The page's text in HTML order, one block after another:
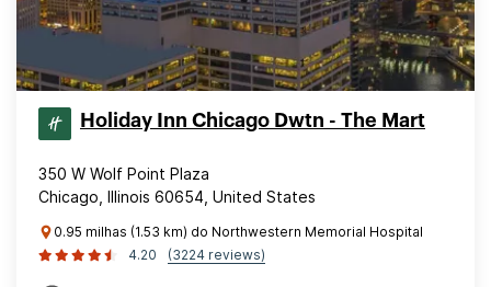
Holiday Inn Chicago Dwtn - The Mart
350 W Wolf Point Plaza
Chicago, Illinois 60654, United States
0.95 milhas (1.53 km) do Northwestern Memorial Hospital
4.20
(3224 reviews)